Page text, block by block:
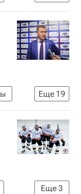
Еще 19
Еще3